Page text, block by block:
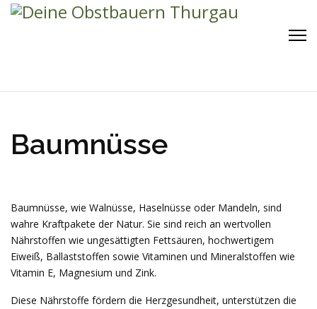
Baumnüsse
Baumnüsse, wie Walnüsse, Haselnüsse oder Mandeln, sind
wahre Kraftpakete der Natur. Sie sind reich an wertvollen
Nährstoffen wie ungesättigten Fettsäuren, hochwertigem
Eiweiß, Ballaststoffen sowie Vitaminen und Mineralstoffen wie
Vitamin E, Magnesium und Zink.
Diese Nährstoffe fördern die Herzgesundheit, unterstützen die